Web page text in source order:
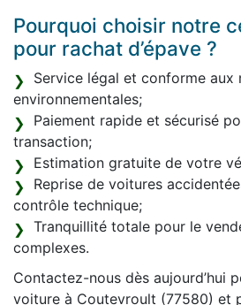
Pourquoi choisir notre
pour rachat d’épave ?
Service légal et conforme aux
environnementales;
Paiement rapide et sécurisé
transaction;
Estimation gratuite de votre
Reprise de voitures
contrôle technique;
Tranquillité totale pour le
complexes.
Contactez-nous dès aujourd’hui
voiture à Coutevroult (77580) et